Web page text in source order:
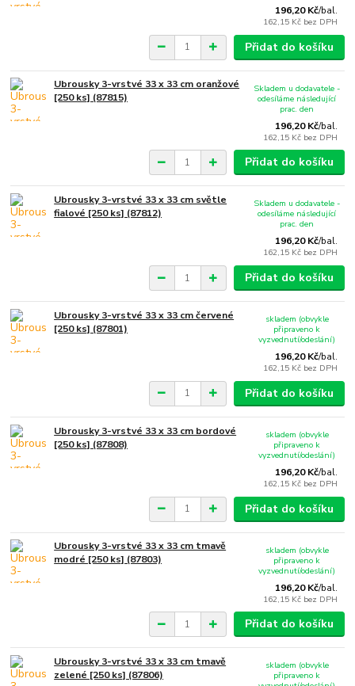
196,20 Kč/bal.
162,15 Kč bez DPH
Přidat do košíku
Ubrousky 3-vrstvé 33 x 33 cm oranžové
[250 ks] (87815)
196,20 Kč/bal.
162,15 Kč bez DPH
Skladem u dodavatele -
odesíláme následující
prac. den
Přidat do košíku
Ubrousky 3-vrstvé 33 x 33 cm světle
fialové [250 ks] (87812)
196,20 Kč/bal.
162,15 Kč bez DPH
Skladem u dodavatele -
odesíláme následující
prac. den
Přidat do košíku
Ubrousky 3-vrstvé 33 x 33 cm červené
[250 ks] (87801)
196,20 Kč/bal.
162,15 Kč bez DPH
skladem (obvykle
připraveno k
vyzvednutí/odeslání)
Přidat do košíku
Ubrousky 3-vrstvé 33 x 33 cm bordové
[250 ks] (87808)
196,20 Kč/bal.
162,15 Kč bez DPH
skladem (obvykle
připraveno k
vyzvednutí/odeslání)
Přidat do košíku
Ubrousky 3-vrstvé 33 x 33 cm tmavě
modré [250 ks] (87803)
196,20 Kč/bal.
162,15 Kč bez DPH
skladem (obvykle
připraveno k
vyzvednutí/odeslání)
Přidat do košíku
Ubrousky 3-vrstvé 33 x 33 cm tmavě
zelené [250 ks] (87806)
skladem (obvykle
připraveno k